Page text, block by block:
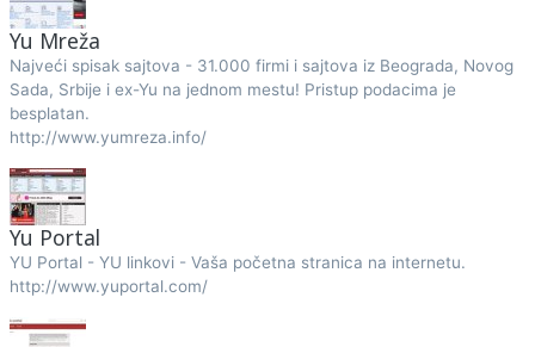
Yu Mreža
Najveći spisak sajtova - 31.000 firmi i sajtova iz Beograda, Novog
Sada, Srbije i ex-Yu na jednom mestu! Pristup podacima je
besplatan.
http://www.yumreza.info/
Yu Portal
YU Portal - YU linkovi - Vaša početna stranica na internetu.
http://www.yuportal.com/